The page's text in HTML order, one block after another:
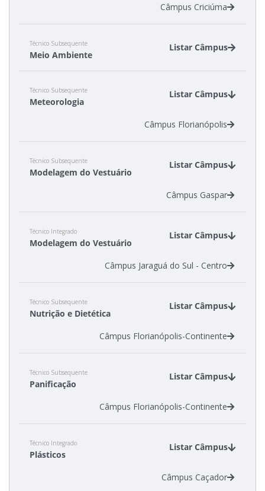
Câmpus Criciúma
Técnico Subsequente
Meio Ambiente
Listar Câmpus
Câmpus Gaspar
Técnico Subsequente
Meteorologia
Listar Câmpus
Câmpus Florianópolis
Técnico Subsequente
Modelagem do Vestuário
Listar Câmpus
Câmpus Gaspar
Técnico Integrado
Modelagem do Vestuário
Listar Câmpus
Câmpus Jaraguá do Sul - Centro
Técnico Subsequente
Nutrição e Dietética
Listar Câmpus
Câmpus Florianópolis-Continente
Técnico Subsequente
Panificação
Listar Câmpus
Câmpus Florianópolis-Continente
Técnico Integrado
Plásticos
Listar Câmpus
Câmpus Caçador